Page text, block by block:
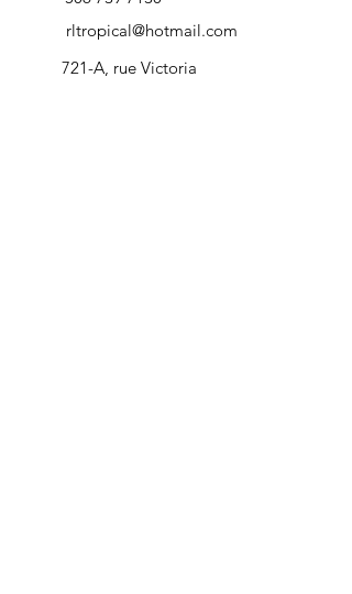
rltropical@hotmail.com
721-A, rue Victoria